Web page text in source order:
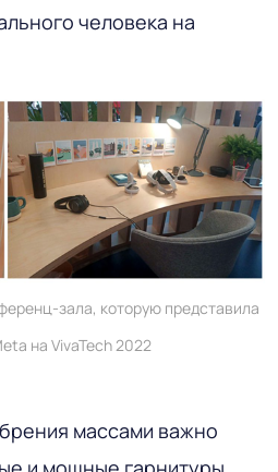
человека на
зала, которую представила
на VivaTech 2022
массами важно